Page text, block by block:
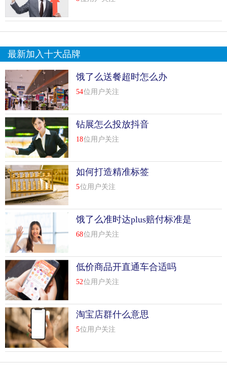
最新加入十大品牌
饿了么送餐超时怎么办
54位用户关注
钻展怎么投放抖音
18位用户关注
如何打造精准标签
5位用户关注
饿了么准时达plus赔付标准是
什么
68位用户关注
低价商品开直通车合适吗
52位用户关注
淘宝店群什么意思
5位用户关注